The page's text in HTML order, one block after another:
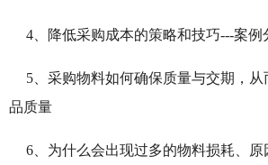
4、降低采购成本的策略和技巧---案例
5、采购物料如何确保质量与交期，
品质量
6、为什么会出现过多的物料损耗、